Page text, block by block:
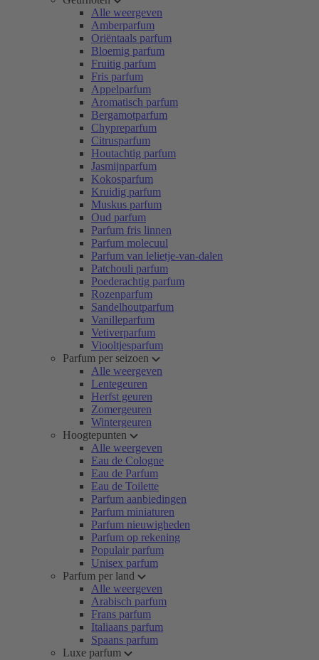
Alle weergeven
Amberparfum
Oriëntaals parfum
Bloemig parfum
Fruitig parfum
Fris parfum
Appelparfum
Aromatisch parfum
Bergamotparfum
Chypreparfum
Citrusparfum
Houtachtig parfum
Jasmijnparfum
Kokosparfum
Kruidig parfum
Muskus parfum
Oud parfum
Parfum fris linnen
Parfum molecuul
Parfum van lelietje-van-dalen
Patchouli parfum
Poederachtig parfum
Rozenparfum
Sandelhoutparfum
Vanilleparfum
Vetiverparfum
Viooltjesparfum
Parfum per seizoen
Alle weergeven
Lentegeuren
Herfst geuren
Zomergeuren
Wintergeuren
Hoogtepunten
Alle weergeven
Eau de Cologne
Eau de Parfum
Eau de Toilette
Parfum aanbiedingen
Parfum miniaturen
Parfum nieuwigheden
Parfum op rekening
Populair parfum
Unisex parfum
Parfum per land
Alle weergeven
Arabisch parfum
Frans parfum
Italiaans parfum
Spaans parfum
Luxe parfum